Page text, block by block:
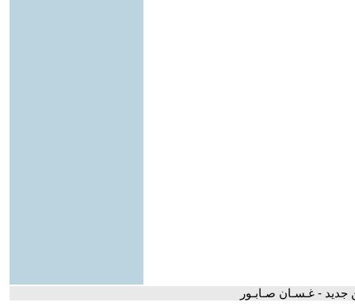
- غـسـان صـابـور